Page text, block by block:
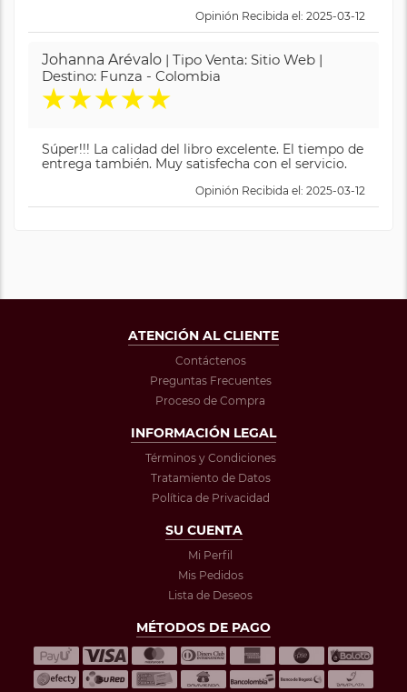
Opinión Recibida el: 2025-03-12
Johanna Arévalo | Tipo Venta: Sitio Web |
Destino: Funza - Colombia
★★★★★
Súper!!! La calidad del libro excelente. El tiempo de
entrega también. Muy satisfecha con el servicio.
Opinión Recibida el: 2025-03-12
ATENCIÓN AL CLIENTE
Contáctenos
Preguntas Frecuentes
Proceso de Compra
INFORMACIÓN LEGAL
Términos y Condiciones
Tratamiento de Datos
Política de Privacidad
SU CUENTA
Mi Perfil
Mis Pedidos
Lista de Deseos
MÉTODOS DE PAGO